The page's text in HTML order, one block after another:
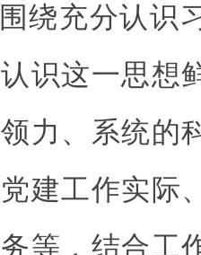
绕充分认识
识这一思想
力、系统的
建工作实际
等，结合工